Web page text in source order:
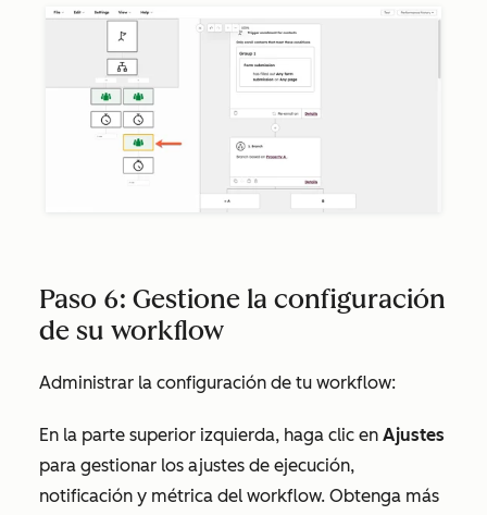
Paso 6: Gestione la configuración
de su workflow
Administrar la configuración de tu workflow:
En la parte superior izquierda, haga clic en Ajustes
para gestionar los ajustes de ejecución,
notificación y métrica del workflow. Obtenga más